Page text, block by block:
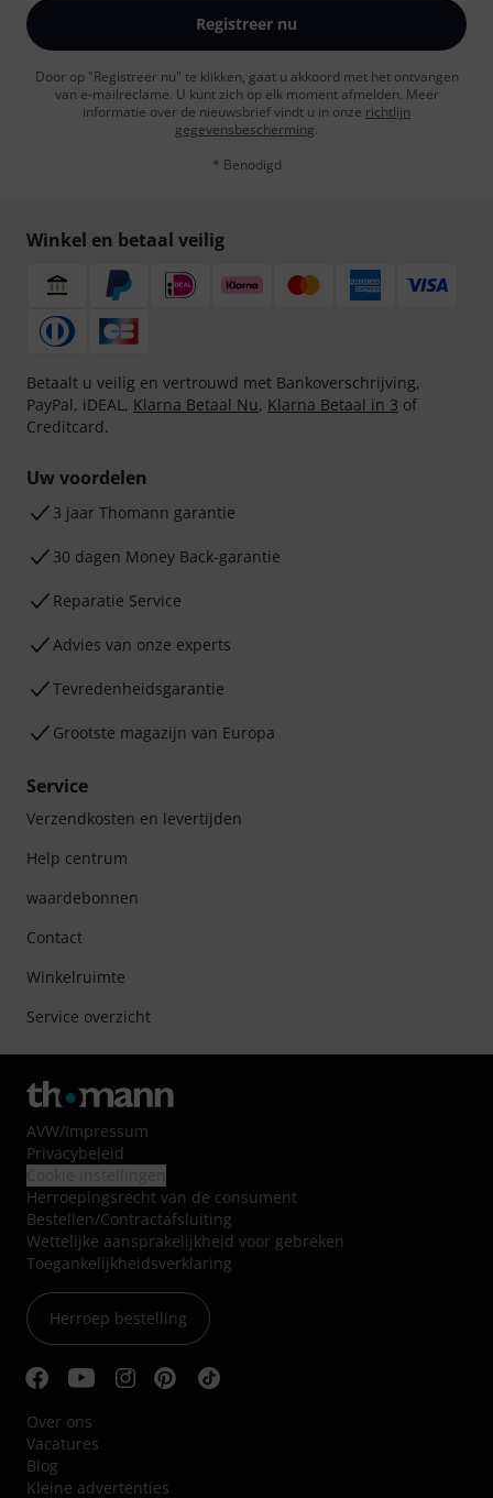
Registreer nu
Door op "Registreer nu" te klikken, gaat u akkoord met het ontvangen
van e-mailreclame. U kunt zich op elk moment afmelden. Meer
informatie over de nieuwsbrief vindt u in onze richtlijn
gegevensbescherming.
* Benodigd
Winkel en betaal veilig
Betaalt u veilig en vertrouwd met Bankoverschrijving,
PayPal, iDEAL, Klarna Betaal Nu, Klarna Betaal in 3 of
Creditcard.
Uw voordelen
3 jaar Thomann garantie
30 dagen Money Back-garantie
Reparatie Service
Advies van onze experts
Tevredenheidsgarantie
Grootste magazijn van Europa
Service
Verzendkosten en levertijden
Help centrum
waardebonnen
Contact
Winkelruimte
Service overzicht
AVW/Impressum
Privacybeleid
Herroepingsrecht van de consument
Bestellen/Contractafsluiting
Wettelijke aansprakelijkheid voor gebreken
Toegankelijkheidsverklaring
Herroep bestelling
Over ons
Vacatures
Blog
Kleine advertenties